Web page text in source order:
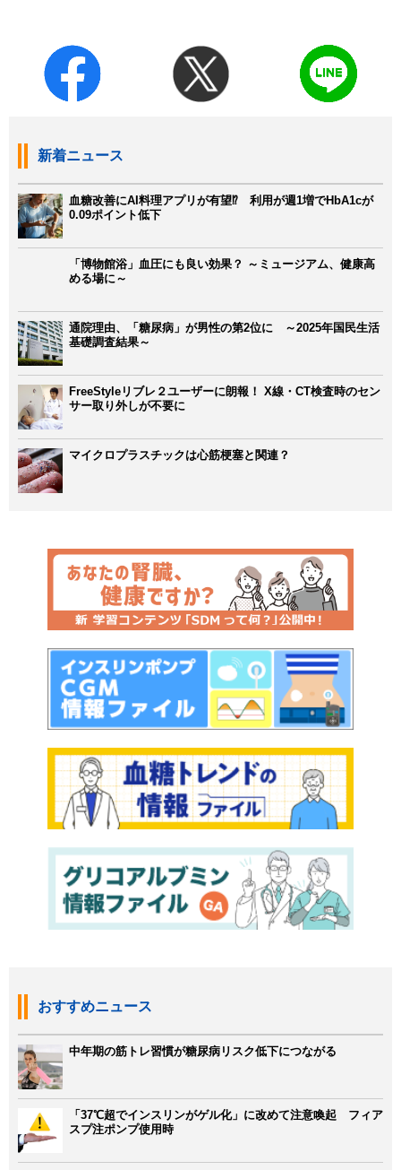
新着ニュース
血糖改善にAI料理アプリが有望⁉ 利用が週1増でHbA1cが
0.09ポイント低下
「博物館浴」血圧にも良い効果？ ～ミュージアム、健康高
める場に～
通院理由、「糖尿病」が男性の第2位に ～2025年国民生活
基礎調査結果～
FreeStyleリブレ２ユーザーに朗報！ X線・CT検査時のセン
サー取り外しが不要に
マイクロプラスチックは心筋梗塞と関連？
おすすめニュース
中年期の筋トレ習慣が糖尿病リスク低下につながる
「37℃超でインスリンがゲル化」に改めて注意喚起 フィア
スプ注ポンプ使用時